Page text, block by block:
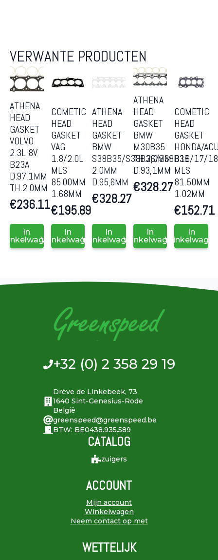
VERWANTE PRODUCTEN
ATHENA
HEAD
GASKET
VOLVO
2.3L 8V
B23A
D.97,1MM
TH.2,0MM
€236.11
In
Winkelwagen
COMETIC
HEAD
GASKET
VAG
1.8/2.0L
MLS
85.00MM
1.68MM
€195.89
In
Winkelwagen
ATHENA
HEAD
GASKET
BMW
S38B35/S38B36/S38B38
2.0MM
D.95,6MM
€328.27
In
Winkelwagen
ATHENA
HEAD
GASKET
BMW
M30B35
TH.2,0MM
D.93,1MM
€328.27
In
Winkelwagen
COMETIC
HEAD
GASKET
HONDA/
B16/17/18
MLS
81.50MM
1.02MM
€152.71
In
Winkelwagen
+32 (0) 2 358 29 19
Drève de Linkebeek, 73
1640 Sint-Genesius-Rode
België
greenspeed@greenspeed.be
BTW: BE0438.935.589
CATALOG
zuigers
ACCOUNT
Mijn account
Winkelwagen
Neem contact op met
WETTELIJK